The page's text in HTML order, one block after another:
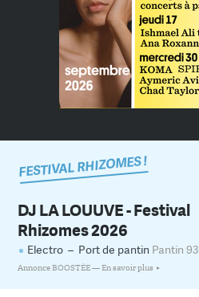
FESTIVAL RHIZOMES !
DJ LA LOUUVE - Festival
Rhizomes 2026
Electro – Port de pantin Pantin 93
Annonce BOOSTÉE —En savoir plus